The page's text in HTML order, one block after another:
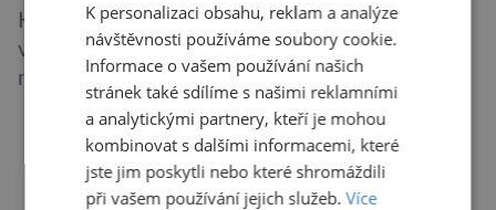
Kriticky ohrožený sýček obecný letos
významně posílil populaci díky velkému
množství hrabošů. Teď pro něj malý hlodavec
může být hrozbou. Zemědělci dostali povolení
trávit hraboše plošně rozhozeným jedem. Od 5.
srpna jim to umožňuje rozhodnutí Ústředního
kontrolního a zkušebního ústavu zemědělského
DALŠÍ ČLÁNKY ›
K personalizaci obsahu, reklam a analýze
návštěvnosti používáme soubory cookie.
Informace o vašem používání našich
stránek také sdílíme s našimi reklamními
a analytickými partnery, kteří je mohou
kombinovat s dalšími informacemi, které
jste jim poskytli nebo které shromáždili
při vašem používání jejich služeb.Více